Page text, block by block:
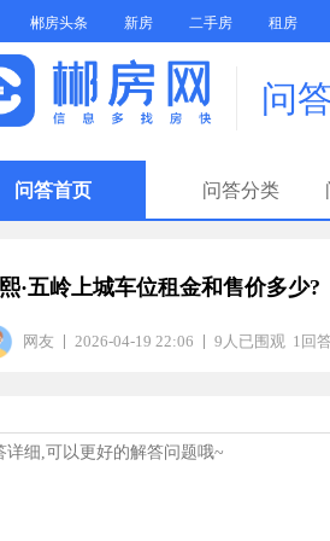
郴房头条 新房 二手房 租房
问
问答首页 问答分类
·五岭上城车位租金和售价多少?
网友 2026-04-19 22:06 9人已围观 1回